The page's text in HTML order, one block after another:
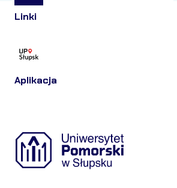
Linki
Aplikacja